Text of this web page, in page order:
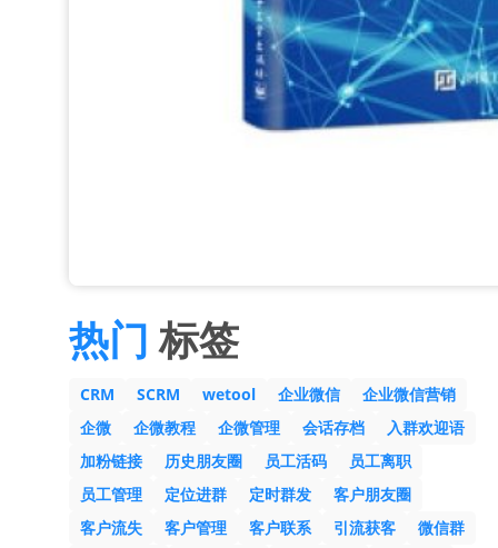
热门 标签
CRM SCRM wetool 企业微信
企业微信营销
企微
企微教程 企微管理 会话存档
入群欢迎语
加粉链接
历史朋友圈 员工活码
员工离职
员工管理
定位进群 定时群发
客户朋友圈
客户流失
客户管理 客户联系 引流获客
微信群